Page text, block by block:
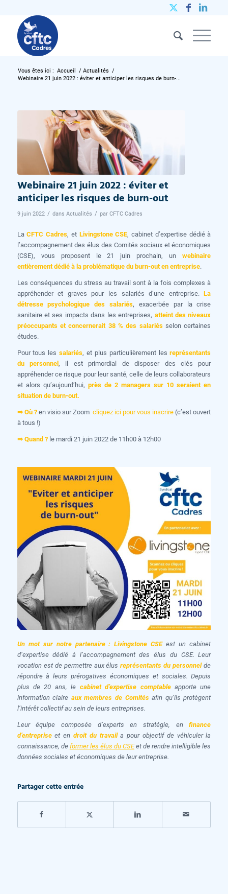
Vous êtes ici : Accueil / Actualités /
Webinaire 21 juin 2022 : éviter et anticiper les risques de burn-...
Webinaire 21 juin 2022 : éviter et
anticiper les risques de burn-out
9 juin 2022 / dans Actualités / par CFTC Cadres
LaCFTC Cadres, et Livingstone CSE, cabinet d’expertise dédié à
l’accompagnement des élus des Comités sociaux et économiques
(CSE), vous proposent le 21 juin prochain, unwebinaire
entièrement dédié à la problématique du burn-out en entreprise.
Les conséquences du stress au travail sont à la fois complexes à
appréhender et graves pour les salariés d’une entreprise.La
détresse psychologique des salariés, exacerbée par la crise
sanitaire et ses impacts dans les entreprises, atteint des niveaux
préoccupants et concernerait 38 % des salariésselon certaines
études.
Pour tous lessalariés, et plus particulièrement lesreprésentants
du personnel, il est primordial de disposer des clés pour
appréhender ce risque pour leur santé, celle de leurs collaborateurs
et alors qu’aujourd’hui, près de 2 managers sur 10 seraient en
situation de burn-out.
⇒ Où ?en visio sur Zoomcliquez ici pour vous inscrire (c’est ouvert
à tous !)
⇒ Quand ?le mardi 21 juin 2022 de 11h00 à 12h00
Un mot sur notre partenaire :Livingstone CSEest un cabinet
d’expertise dédié à l’accompagnement des élus du CSE. Leur
vocation est de permettre aux élusreprésentants du personnelde
répondre à leurs prérogatives économiques et sociales. Depuis
plus de 20 ans, le cabinet d’expertise comptableapporte une
information claire aux membres de Comitésafin qu’ils protègent
l’intérêt collectif au sein de leurs entreprises.
Leur équipe composée d’experts en stratégie, enfinance
d’entrepriseet en droit du travaila pour objectif de véhiculer la
connaissance, de former les élus du CSEet de rendre intelligible les
données sociales et économiques de leur entreprise.
Partager cette entrée